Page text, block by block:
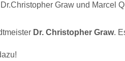
Dr.Christopher Graw
Dr. Christopher Graw.